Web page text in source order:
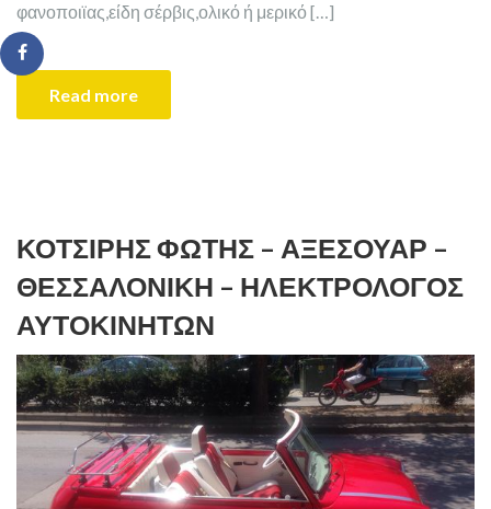
φανοποιϊας,είδη σέρβις,ολικό ή μερικό […]
Read more
ΚΟΤΣΊΡΗΣ ΦΏΤΗΣ – ΑΞΕΣΟΥΆΡ –
ΘΕΣΣΑΛΟΝΙΚΗ – ΗΛΕΚΤΡΟΛΌΓΟΣ
ΑΥΤΟΚΙΝΉΤΩΝ